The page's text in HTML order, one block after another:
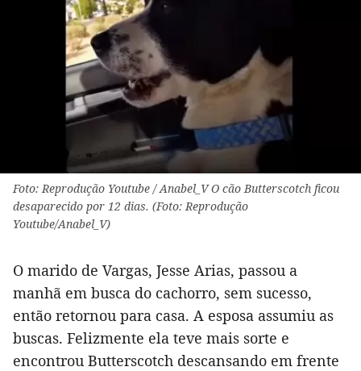
Foto: Reprodução Youtube / Anabel_V O cão Butterscotch ficou
desaparecido por 12 dias. (Foto: Reprodução
Youtube/Anabel_V)
O marido de Vargas, Jesse Arias, passou a
manhã em busca do cachorro, sem sucesso,
então retornou para casa. A esposa assumiu as
buscas. Felizmente ela teve mais sorte e
encontrou Butterscotch descansando em frente